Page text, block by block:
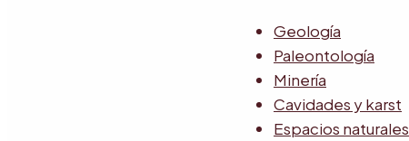
Geología
Paleontología
Minería
Cavidades y karst
Espacios naturales